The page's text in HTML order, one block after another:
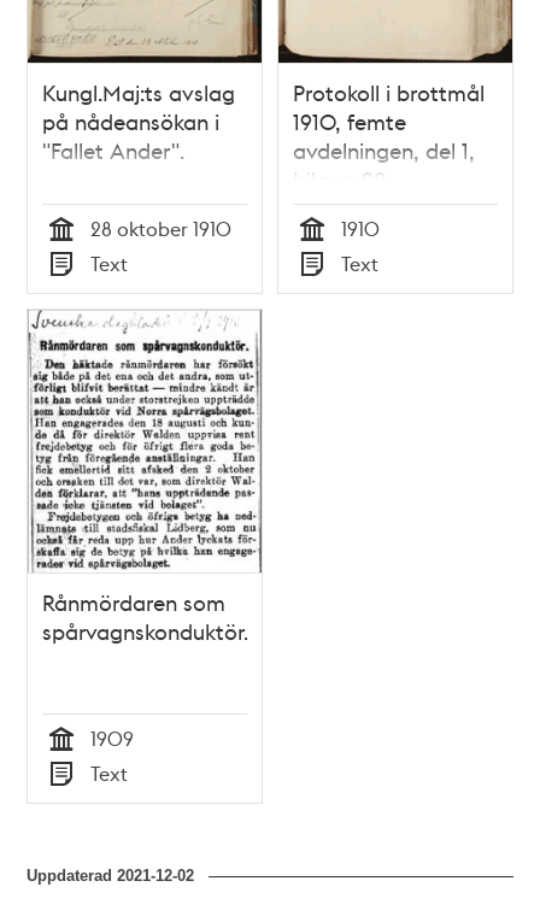
Kungl.Maj:ts avslag
på nådeansökan i
"Fallet Ander".
Tid
28 oktober 1910
Typ
Text
Protokoll i brottmål
1910, femte
avdelningen, del 1,
bilaga 92.
Tid
1910
Typ
Text
Rånmördaren som
spårvagnskonduktör.
Tid
1909
Typ
Text
Uppdaterad2021-12-02